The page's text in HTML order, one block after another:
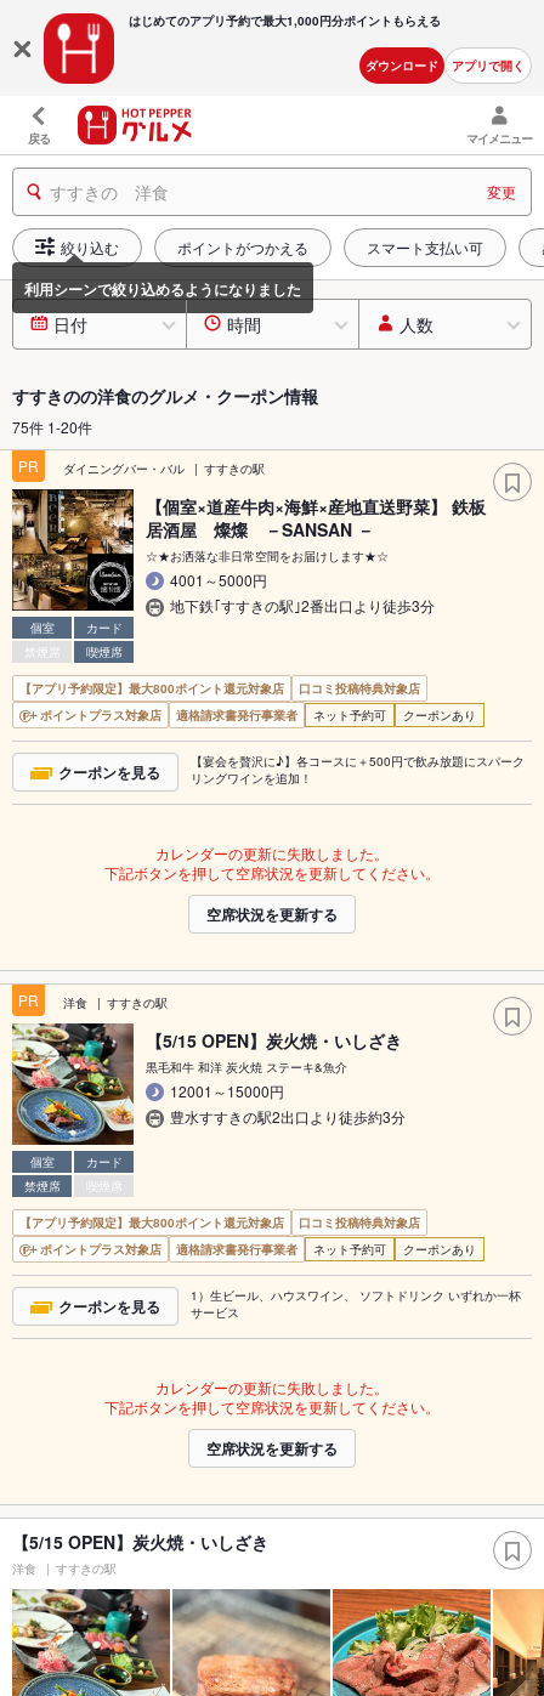
はじめてのアプリ予約で最大1,000円分ポイントもらえる
ダウンロード アプリで開く
戻る マイメニュー
すすきの 洋食 変更
絞り込む ポイントがつかえる スマート支払い可
日付 時間 人数
すすきのの洋食のグルメ・クーポン情報
75件 1-20件
PR
ダイニングバー・バル すすきの駅
個室
カード
禁煙席
喫煙席
【個室×道産牛肉×海鮮×産地直送野菜】 鉄板
居酒屋 燦燦 －SANSAN －
☆★お洒落な非日常空間をお届けします★☆
4001～5000円
地下鉄｢すすきの駅｣2番出口より徒歩3分
【アプリ予約限定】最大800ポイント還元対象店
口コミ投稿特典対象店
ポイントプラス対象店
適格請求書発行事業者 ネット予約可 クーポンあり
クーポンを見る
【宴会を贅沢に♪】各コースに＋500円で飲み放題にスパーク
リングワインを追加！
カレンダーの更新に失敗しました。
下記ボタンを押して空席状況を更新してください。
空席状況を更新する
PR 洋食 すすきの駅
個室
カード
禁煙席
喫煙席
【5/15 OPEN】炭火焼・いしざき
黒毛和牛 和洋 炭火焼 ステーキ&魚介
12001～15000円
豊水すすきの駅2出口より徒歩約3分
【アプリ予約限定】最大800ポイント還元対象店
口コミ投稿特典対象店
ポイントプラス対象店
適格請求書発行事業者 ネット予約可 クーポンあり
クーポンを見る
1）生ビール、ハウスワイン、 ソフトドリンク いずれか一杯
サービス
カレンダーの更新に失敗しました。
下記ボタンを押して空席状況を更新してください。
空席状況を更新する
【5/15 OPEN】炭火焼・いしざき
洋食 すすきの駅